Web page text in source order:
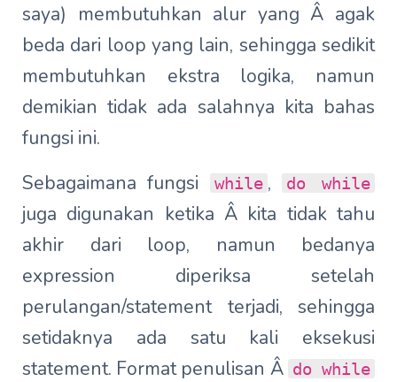
saya) membutuhkan alur yang Â agak
beda dari loop yang lain, sehingga sedikit
membutuhkan ekstra logika, namun
demikian tidak ada salahnya kita bahas
fungsi ini.
Sebagaimana fungsi
while , do while
juga digunakan ketika Â kita tidak tahu
akhir dari loop, namun bedanya
expression diperiksa setelah
perulangan/statement terjadi, sehingga
setidaknya ada satu kali eksekusi
statement. Format penulisan Â do while